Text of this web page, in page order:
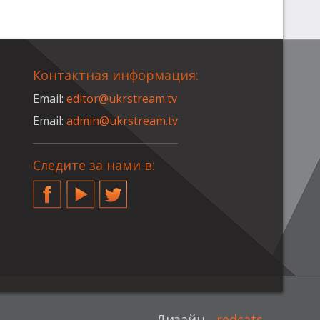
Контактная информация:
Email:editor@ukrstream.tv
Email:admin@ukrstream.tv
Следите за нами в:
FacebookYouTubeTwitter